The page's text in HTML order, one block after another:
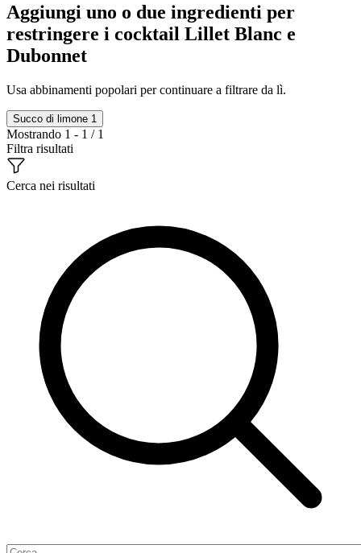
Aggiungi uno o due ingredienti per
restringere i cocktail Lillet Blanc e
Dubonnet
Usa abbinamenti popolari per continuare a filtrare da lì.
Succo di limone 1
Mostrando 1 - 1 / 1
Filtra risultati
Cerca nei risultati